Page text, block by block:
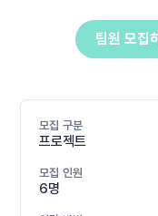
팀원 모집
모집 구분
프로젝트
모집 인원
6명